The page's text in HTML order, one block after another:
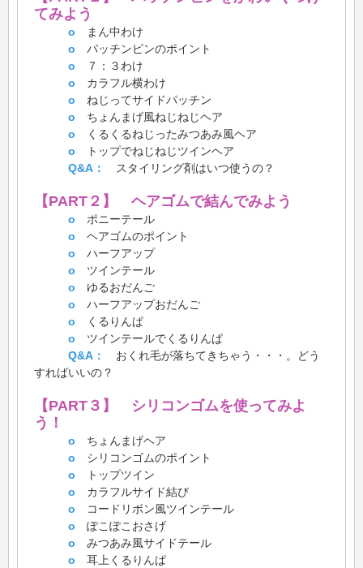
てみよう
o まん中わけ
o パッチンピンのポイント
o ７：３わけ
o カラフル横わけ
o ねじってサイドパッチン
o ちょんまげ風ねじねじヘア
o くるくるねじったみつあみ風ヘア
o トップでねじねじツインヘア
Q&A：
スタイリング剤はいつ使うの？
【PART２】 ヘアゴムで結んでみよう
o ポニーテール
o ヘアゴムのポイント
o ハーフアップ
o ツインテール
o ゆるおだんご
o ハーフアップおだんご
o くるりんぱ
o ツインテールでくるりんぱ
Q&A：
おくれ毛が落ちてきちゃう・・・。どう
すればいいの？
【PART３】 シリコンゴムを使ってみよ
う！
o ちょんまげヘア
o シリコンゴムのポイント
o トップツイン
o カラフルサイド結び
o コードリボン風ツインテール
o ぽこぽこおさげ
o みつあみ風サイドテール
o 耳上くるりんぱ